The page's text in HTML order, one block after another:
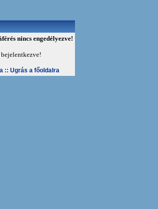
nincs engedélyezve!
:: Ugrás a főoldalra